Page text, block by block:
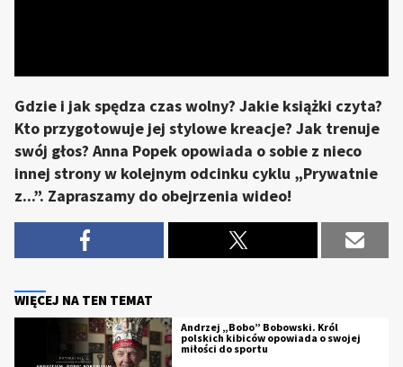
Gdzie i jak spędza czas wolny? Jakie książki czyta?
Kto przygotowuje jej stylowe kreacje? Jak trenuje
swój głos? Anna Popek opowiada o sobie z nieco
innej strony w kolejnym odcinku cyklu „Prywatnie
z...”. Zapraszamy do obejrzenia wideo!
WIĘCEJ NA TEN TEMAT
Andrzej „Bobo” Bobowski. Król
polskich kibiców opowiada o swojej
miłości do sportu